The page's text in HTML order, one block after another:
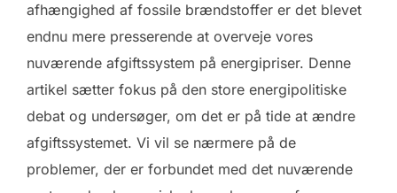
afhængighed af fossile brændstoffer er det blevet
endnu mere presserende at overveje vores
nuværende afgiftssystem på energipriser. Denne
artikel sætter fokus på den store energipolitiske
debat og undersøger, om det er på tide at ændre
afgiftssystemet. Vi vil se nærmere på de
problemer, der er forbundet med det nuværende